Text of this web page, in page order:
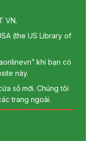
VN.
(the US Library of
khi bạn có
này.
sổ mới. Chúng tôi
trang ngoài.